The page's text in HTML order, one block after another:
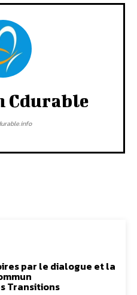
Cdurable
par le dialogue et la
Transitions